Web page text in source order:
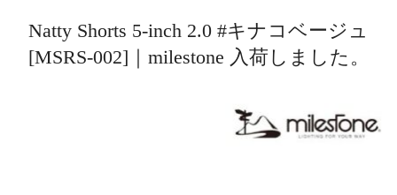
Natty Shorts 5-inch 2.0 #キナコベージュ
[MSRS-002]｜milestone 入荷しました。